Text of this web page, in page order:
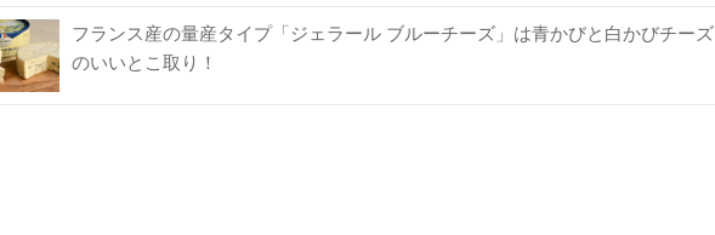
フランス産の量産タイプ「ジェラール ブルーチーズ」は青かびと白かびチーズ
のいいとこ取り！